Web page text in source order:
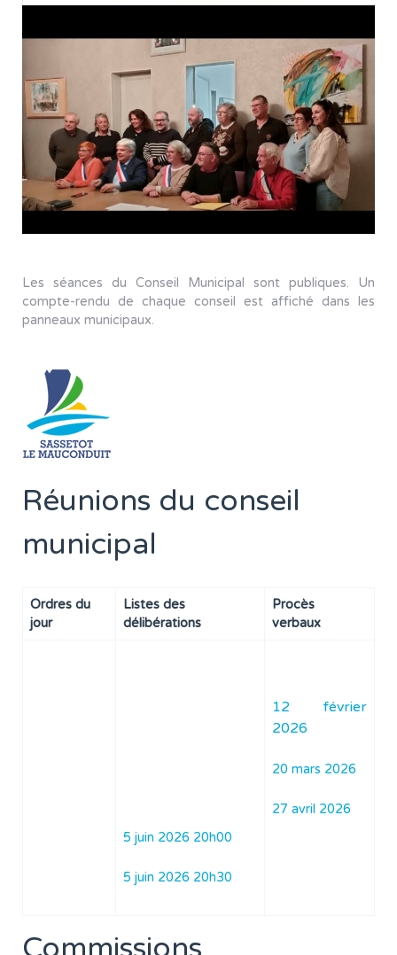
Les séances du Conseil Municipal sont publiques. Un
compte-rendu de chaque conseil est affiché dans les
panneaux municipaux.
Réunions du conseil
municipal
Ordres du
jour
Listes des
délibérations
Procès
verbaux
5 juin 2026 20h00
5 juin 2026 20h30
12 février
2026
20 mars 2026
27 avril 2026